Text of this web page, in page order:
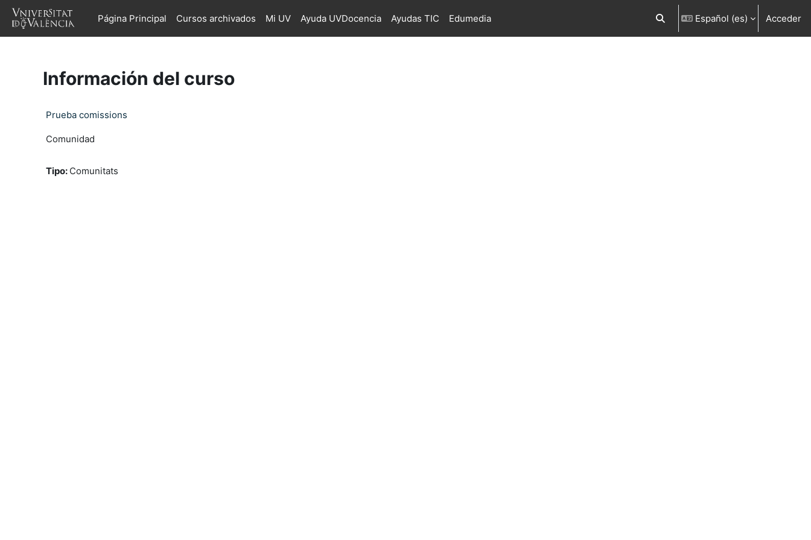
Salta al contenido principal
Página Principal
Cursos archivados Mi UV Ayuda UVDocencia Ayudas TIC Edumedia Selector de búsqueda de entrada
Español ‎(es)‎ Acceder
Información del curso
Prueba comissions
Comunidad
Tipo: Comunitats